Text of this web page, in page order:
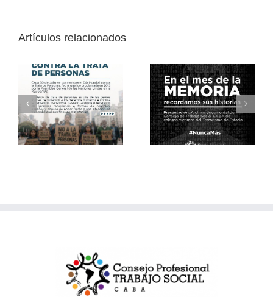
Artículos relacionados
Archivo
documental de
víctimas del
terrorismo de
Estado del
Consejo
Archivo
documental del
Consejo de
Trabajo Social
CABA 2